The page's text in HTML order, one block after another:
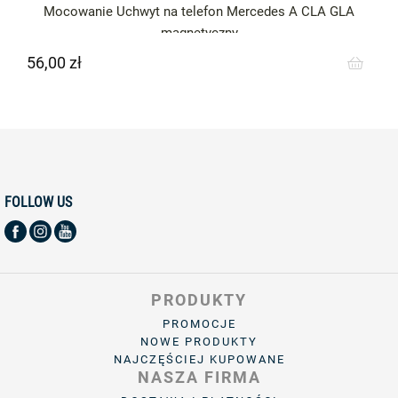
Mocowanie Uchwyt na telefon Mercedes A CLA GLA
magnetyczny
Cena
56,00 zł
FOLLOW US
PRODUKTY
PROMOCJE
NOWE PRODUKTY
NAJCZĘŚCIEJ KUPOWANE
NASZA FIRMA